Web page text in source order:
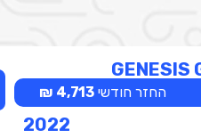
החזר חודשי4,713 ₪
2022